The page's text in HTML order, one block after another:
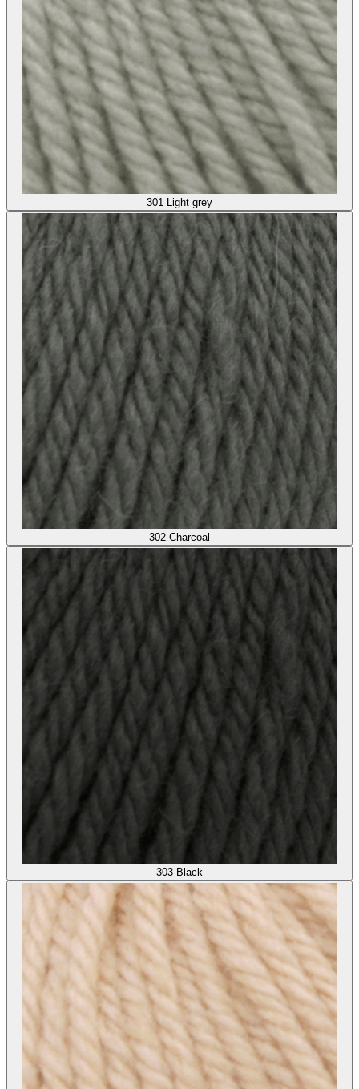
301 Light grey
302 Charcoal
303 Black